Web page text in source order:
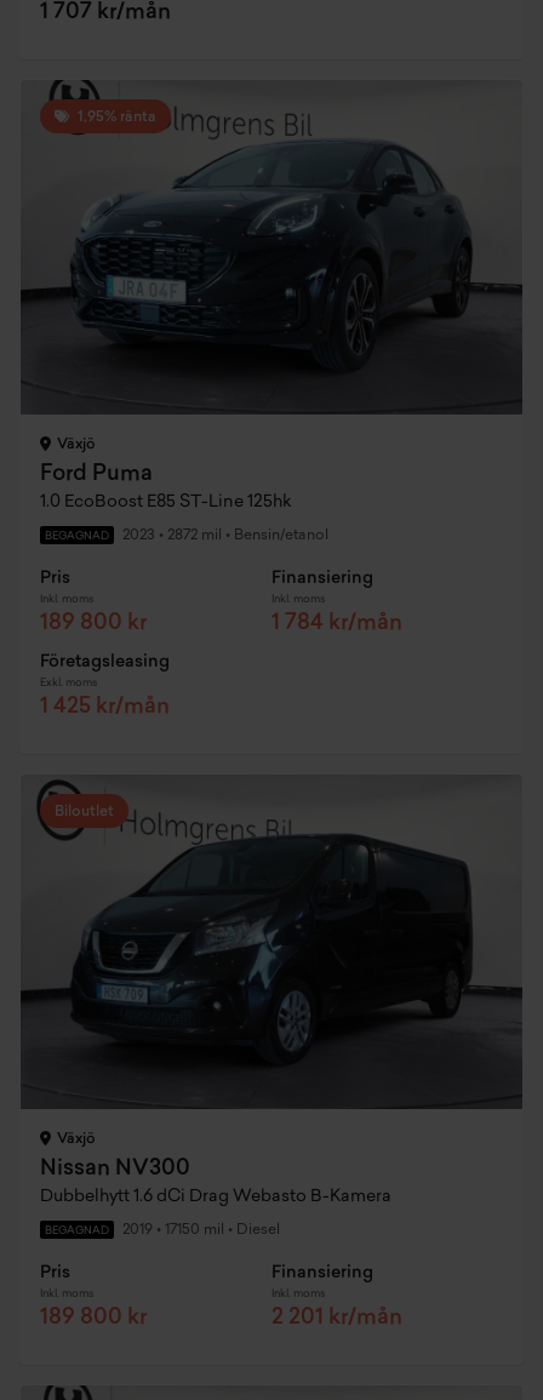
1 707 kr/mån
1,95% ränta
Växjö
Ford Puma
1.0 EcoBoost E85 ST-Line 125hk
BEGAGNAD 2023 • 2872 mil • Bensin/etanol
Pris
Inkl. moms
189 800 kr
Finansiering
Inkl. moms
1 784 kr/mån
Företagsleasing
Exkl. moms
1 425 kr/mån
Biloutlet
Växjö
Nissan NV300
Dubbelhytt 1.6 dCi Drag Webasto B-Kamera
BEGAGNAD 2019 • 17150 mil • Diesel
Pris
Inkl. moms
189 800 kr
Finansiering
Inkl. moms
2 201 kr/mån